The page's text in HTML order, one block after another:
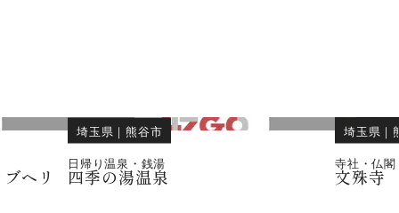
ヘリ
埼玉県 ｜ 熊谷市
日帰り温泉・銭湯
四季の湯温泉
埼玉県 ｜
寺社・仏閣
文殊寺